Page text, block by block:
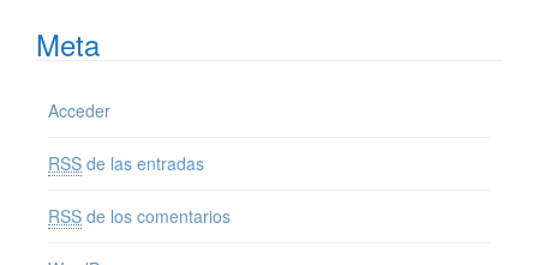
Meta
Acceder
RSS de las entradas
RSS de los comentarios